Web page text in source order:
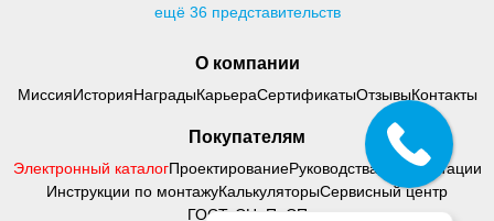
О компании
МиссияИсторияНаградыКарьераСертификатыОтзывыКонтакты
Покупателям
Электронный каталогПроектированиеРуководства по адаптации
Инструкции по монтажуКалькуляторыСервисный центр
ГОСТ, СНиП, СП
ещё 36 представительств